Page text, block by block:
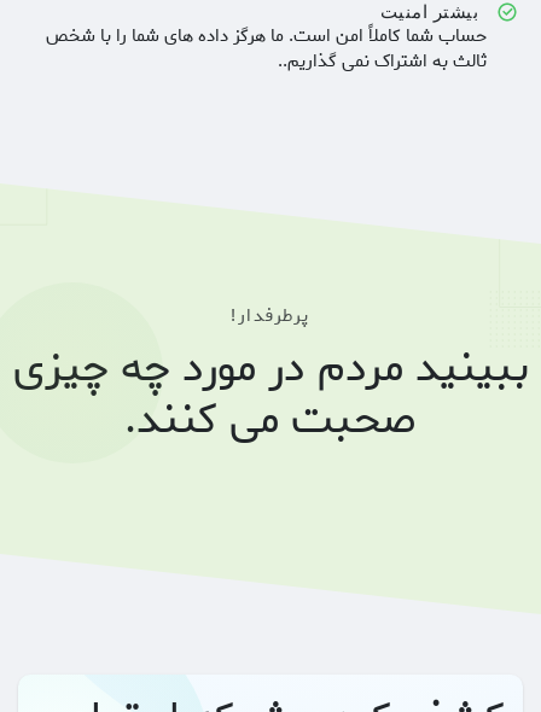
بیشتر امنیت
حساب شما کاملاً امن است. ما هرگز داده های شما را با شخص
ثالث به اشتراک نمی گذاریم..
پرطرفدار!
ببینید مردم در مورد چه چیزی
صحبت می کنند.